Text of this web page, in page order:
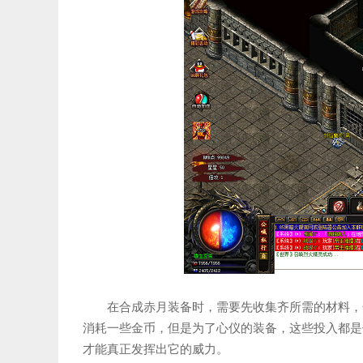
在合成赤月装备时，需要先收集齐所需的材料
消耗一些金币，但是为了心仪的装备，这些投入都
才能真正发挥出它的威力。